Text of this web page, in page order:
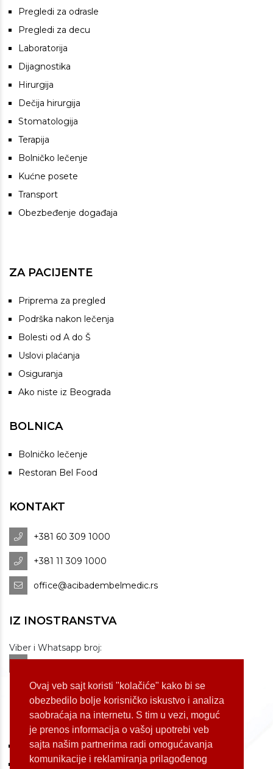
Ovaj veb sajt koristi "kolačiće" kako bi se
obezbedilo bolje korisničko iskustvo i analiza
saobraćaja na internetu. S tim u vezi, moguć
je prenos informacija o vašoj upotrebi veb
sajta našim partnerima radi omogućavanja
komunikacije i reklamiranja prilagođenog
Pregledi za odrasle
Pregledi za decu
Laboratorija
Dijagnostika
Hirurgija
Dečija hirurgija
Stomatologija
Terapija
Bolničko lečenje
Kućne posete
Transport
Obezbeđenje događaja
ZA PACIJENTE
Priprema za pregled
Podrška nakon lečenja
Bolesti od A do Š
Uslovi plaćanja
Osiguranja
Ako niste iz Beograda
BOLNICA
Bolničko lečenje
Restoran Bel Food
KONTAKT
+381 60 309 1000
+381 11 309 1000
office@acibadembelmedic.rs
IZ INOSTRANSTVA
Viber i Whatsapp broj:
Dostupnost: od 07 do 22h
LOKACIJE
Koste Jovanovića 87 (Voždovac)
Bulevar Oslobođenja 155 (Voždovac)